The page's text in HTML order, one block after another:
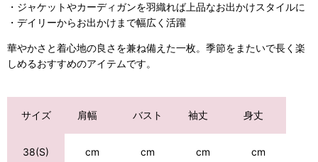
・ジャケットやカーディガンを羽織れば上品なお出かけスタイルに
・デイリーからお出かけまで幅広く活躍
華やかさと着心地の良さを兼ね備えた一枚。季節をまたいで長く楽
しめるおすすめのアイテムです。
サイズ 肩幅 バスト 袖丈 身丈
38(S) cm cm cm cm